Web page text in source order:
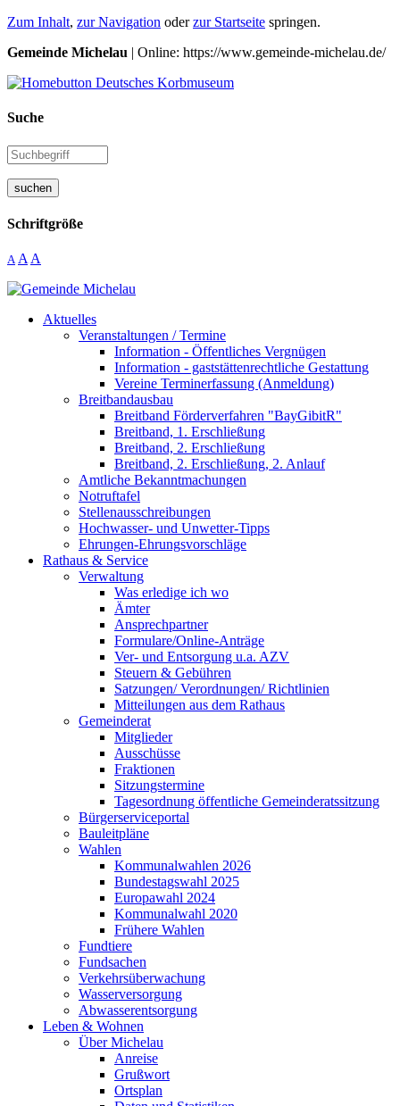
Zum Inhalt, zur Navigation oderzur Startseite springen.
Gemeinde Michelau | Online: https://www.gemeinde-michelau.de/
Suche
suchen
Schriftgröße
A A A
Aktuelles
Veranstaltungen / Termine
Information - Öffentliches Vergnügen
Information - gaststättenrechtliche Gestattung
Vereine Terminerfassung (Anmeldung)
Breitbandausbau
Breitband Förderverfahren "BayGibitR"
Breitband, 1. Erschließung
Breitband, 2. Erschließung
Breitband, 2. Erschließung, 2. Anlauf
Amtliche Bekanntmachungen
Notruftafel
Stellenausschreibungen
Hochwasser- und Unwetter-Tipps
Ehrungen-Ehrungsvorschläge
Rathaus & Service
Verwaltung
Was erledige ich wo
Ämter
Ansprechpartner
Formulare/Online-Anträge
Ver- und Entsorgung u.a. AZV
Steuern & Gebühren
Satzungen/ Verordnungen/ Richtlinien
Mitteilungen aus dem Rathaus
Gemeinderat
Mitglieder
Ausschüsse
Fraktionen
Sitzungstermine
Tagesordnung öffentliche Gemeinderatssitzung
Bürgerserviceportal
Bauleitpläne
Wahlen
Kommunalwahlen 2026
Bundestagswahl 2025
Europawahl 2024
Kommunalwahl 2020
Frühere Wahlen
Fundtiere
Fundsachen
Verkehrsüberwachung
Wasserversorgung
Abwasserentsorgung
Leben & Wohnen
Über Michelau
Anreise
Grußwort
Ortsplan